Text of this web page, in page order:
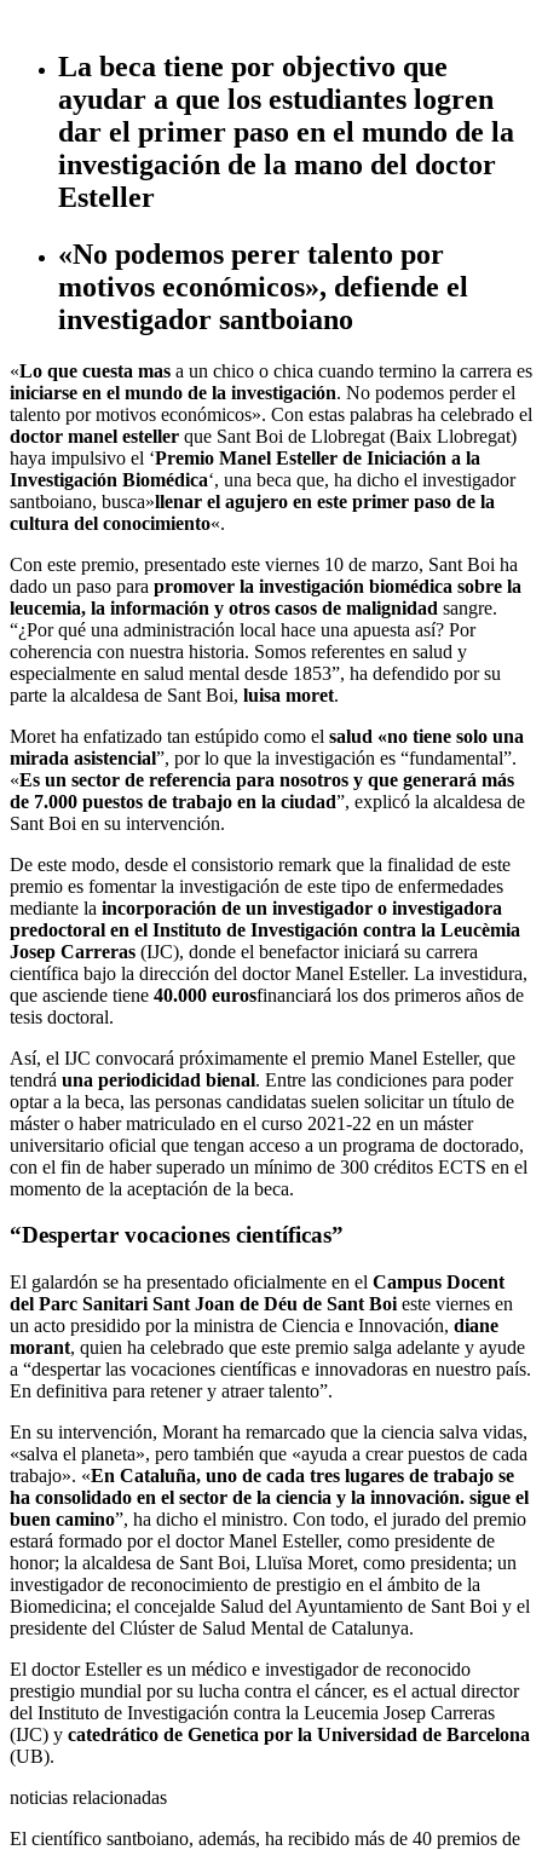
La beca tiene por objectivo que
ayudar a que los estudiantes logren
dar el primer paso en el mundo de la
investigación de la mano del doctor
Esteller
«No podemos perer talento por
motivos económicos», defiende el
investigador santboiano
«Lo que cuesta mas a un chico o chica cuando termino la carrera es
iniciarse en el mundo de la investigación. No podemos perder el
talento por motivos económicos». Con estas palabras ha celebrado el
doctor manel esteller que Sant Boi de Llobregat (Baix Llobregat)
haya impulsivo el ‘Premio Manel Esteller de Iniciación a la
Investigación Biomédica‘, una beca que, ha dicho el investigador
santboiano, busca»llenar el agujero en este primer paso de la
cultura del conocimiento«.
Con este premio, presentado este viernes 10 de marzo, Sant Boi ha
dado un paso para promover la investigación biomédica sobre la
leucemia, la información y otros casos de malignidad sangre.
“¿Por qué una administración local hace una apuesta así? Por
coherencia con nuestra historia. Somos referentes en salud y
especialmente en salud mental desde 1853”, ha defendido por su
parte la alcaldesa de Sant Boi, luisa moret.
Moret ha enfatizado tan estúpido como el salud «no tiene solo una
mirada asistencial”, por lo que la investigación es “fundamental”.
«Es un sector de referencia para nosotros y que generará más
de 7.000 puestos de trabajo en la ciudad”, explicó la alcaldesa de
Sant Boi en su intervención.
De este modo, desde el consistorio remark que la finalidad de este
premio es fomentar la investigación de este tipo de enfermedades
mediante la incorporación de un investigador o investigadora
predoctoral en el Instituto de Investigación contra la Leucèmia
Josep Carreras (IJC), donde el benefactor iniciará su carrera
científica bajo la dirección del doctor Manel Esteller. La investidura,
que asciende tiene 40.000 eurosfinanciará los dos primeros años de
tesis doctoral.
Así, el IJC convocará próximamente el premio Manel Esteller, que
tendrá una periodicidad bienal. Entre las condiciones para poder
optar a la beca, las personas candidatas suelen solicitar un título de
máster o haber matriculado en el curso 2021-22 en un máster
universitario oficial que tengan acceso a un programa de doctorado,
con el fin de haber superado un mínimo de 300 créditos ECTS en el
momento de la aceptación de la beca.
“Despertar vocaciones científicas”
El galardón se ha presentado oficialmente en el Campus Docent
del Parc Sanitari Sant Joan de Déu de Sant Boi este viernes en
un acto presidido por la ministra de Ciencia e Innovación, diane
morant, quien ha celebrado que este premio salga adelante y ayude
a “despertar las vocaciones científicas e innovadoras en nuestro país.
En definitiva para retener y atraer talento”.
En su intervención, Morant ha remarcado que la ciencia salva vidas,
«salva el planeta», pero también que «ayuda a crear puestos de cada
trabajo». «En Cataluña, uno de cada tres lugares de trabajo se
ha consolidado en el sector de la ciencia y la innovación. sigue el
buen camino”, ha dicho el ministro. Con todo, el jurado del premio
estará formado por el doctor Manel Esteller, como presidente de
honor; la alcaldesa de Sant Boi, Lluïsa Moret, como presidenta; un
investigador de reconocimiento de prestigio en el ámbito de la
Biomedicina; el concejalde Salud del Ayuntamiento de Sant Boi y el
presidente del Clúster de Salud Mental de Catalunya.
El doctor Esteller es un médico e investigador de reconocido
prestigio mundial por su lucha contra el cáncer, es el actual director
del Instituto de Investigación contra la Leucemia Josep Carreras
(IJC) y catedrático de Genetica por la Universidad de Barcelona
(UB).
noticias relacionadas
El científico santboiano, además, ha recibido más de 40 premios de